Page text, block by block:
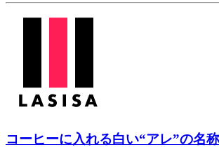
コーヒーに入れる白い“アレ”の名